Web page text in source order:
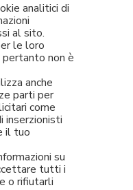
analitici di
al sito.
le loro
non è
anche
parti per
come
inserzionisti
il tuo
su
tutti i
o rifiutarli